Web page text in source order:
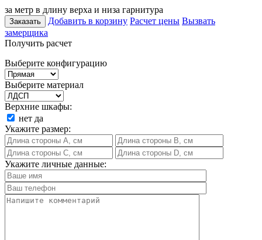
за метр в длину верха и низа гарнитура
Заказать Добавить в корзину Расчет цены Вызвать
замерщика
Получить расчет
Выберите конфигурацию
Выберите материал
Верхние шкафы:
нет да
Укажите размер:
Укажите личные данные: